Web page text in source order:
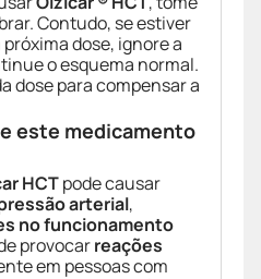
Contudo, se estiver
dose, ignore a
o esquema normal.
dose para compensar a
este medicamento
HCTpode causar
arterial,
no funcionamento
provocarreações
em pessoas com